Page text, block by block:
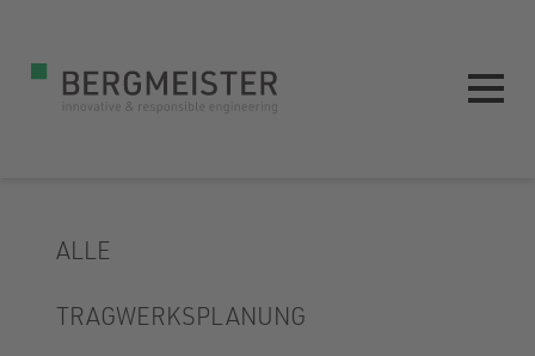
ALLE
TRAGWERKSPLANUNG